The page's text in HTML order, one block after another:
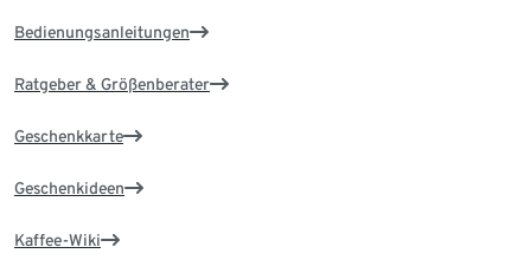
Bedienungsanleitungen
Ratgeber & Größenberater
Geschenkkarte
Geschenkideen
Kaffee-Wiki